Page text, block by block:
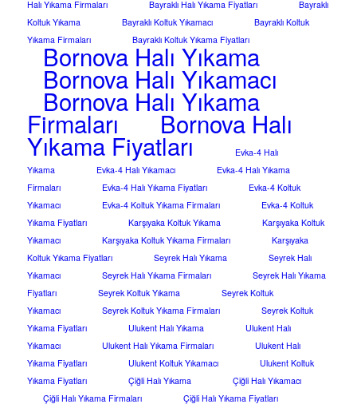
Halı Yıkama Firmaları
Bayraklı Halı Yıkama Fiyatları
Bayraklı
Koltuk Yıkama
Bayraklı Koltuk Yıkamacı
Bayraklı Koltuk
Yıkama Firmaları
Bayraklı Koltuk Yıkama Fiyatları
Bornova Halı Yıkama
Bornova Halı Yıkamacı
Bornova Halı Yıkama
Firmaları Bornova Halı
Yıkama Fiyatları
Evka-4 Halı
Yıkama
Evka-4 Halı Yıkamacı
Evka-4 Halı Yıkama
Firmaları
Evka-4 Halı Yıkama Fiyatları
Evka-4 Koltuk
Yıkamacı
Evka-4 Koltuk Yıkama Firmaları
Evka-4 Koltuk
Yıkama Fiyatları
Karşıyaka Koltuk Yıkama
Karşıyaka Koltuk
Yıkamacı
Karşıyaka Koltuk Yıkama Firmaları
Karşıyaka
Koltuk Yıkama Fiyatları
Seyrek Halı Yıkama
Seyrek Halı
Yıkamacı
Seyrek Halı Yıkama Firmaları
Seyrek Halı Yıkama
Fiyatları
Seyrek Koltuk Yıkama
Seyrek Koltuk
Yıkamacı
Seyrek Koltuk Yıkama Firmaları
Seyrek Koltuk
Yıkama Fiyatları
Ulukent Halı Yıkama
Ulukent Halı
Yıkamacı
Ulukent Halı Yıkama Firmaları
Ulukent Halı
Yıkama Fiyatları
Ulukent Koltuk Yıkamacı
Ulukent Koltuk
Yıkama Fiyatları
Çiğli Halı Yıkama
Çiğli Halı Yıkamacı
Çiğli Halı Yıkama Firmaları
Çiğli Halı Yıkama Fiyatları